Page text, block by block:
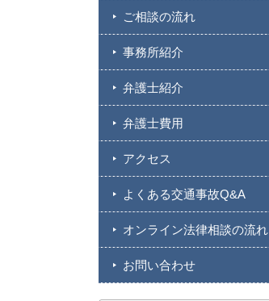
ご相談の流れ
事務所紹介
弁護士紹介
弁護士費用
アクセス
よくある交通事故Q&A
オンライン法律相談の流れ
お問い合わせ